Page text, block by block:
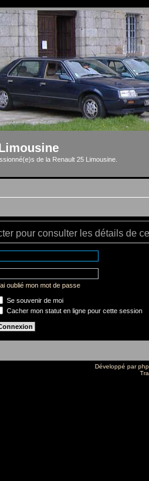
de la Renault 25 Limousine.
pour consulter les détails de
oublié mon mot de passe
Se souvenir de moi
Cacher mon statut en ligne pour cette session
Développé par